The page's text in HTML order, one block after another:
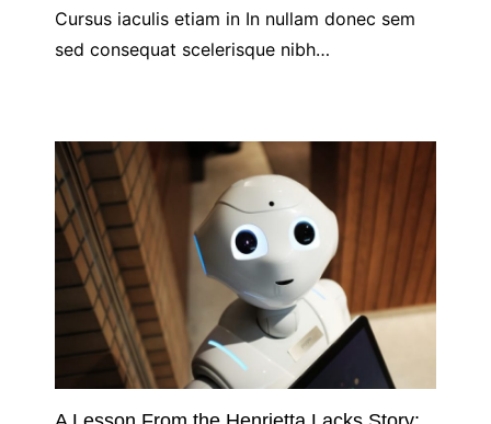
Cursus iaculis etiam in In nullam donec sem
sed consequat scelerisque nibh…